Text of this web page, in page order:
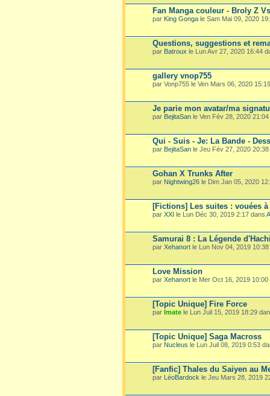
Fan Manga couleur - Broly Z
par King Gonga le Sam Mai 09, 2020
Questions, suggestions et
par Batroux le Lun Avr 27, 2020 16:44
gallery vnop755
par Vonp755 le Ven Mars 06, 2020
Je parie mon avatar/ma
par BejitaSan le Ven Fév 28, 2020
Qui - Suis - Je: La Bande -
par BejitaSan le Jeu Fév 27, 2020
Gohan X Trunks After
par Nightwing26 le Dim Jan 05, 2020
[Fictions] Les suites : vouées
par XXI le Lun Déc 30, 2019 2:17 dans
Samurai 8 : La Légende
par Xehanort le Lun Nov 04, 2019
Love Mission
par Xehanort le Mer Oct 16, 2019
[Topic Unique] Fire Force
par Imate le Lun Juil 15, 2019 18:29
[Topic Unique] Saga Macross
par Nucleus le Lun Juil 08, 2019 0:53
[Fanfic] Thales du Saiyen au
par LéoBardock le Jeu Mars 28, 2019